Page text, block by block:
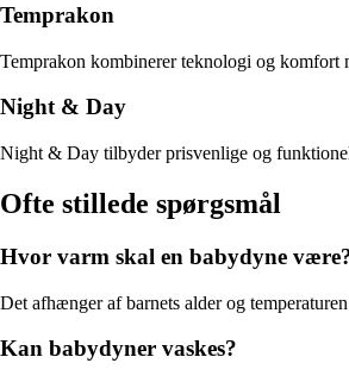
Temprakon
Temprakon kombinerer teknologi og komfort
Night & Day
Night & Day tilbyder prisvenlige og
Ofte stillede spørgsmål
Hvor varm skal en babydyne
Det afhænger af barnets alder og
Kan babydyner vaskes?